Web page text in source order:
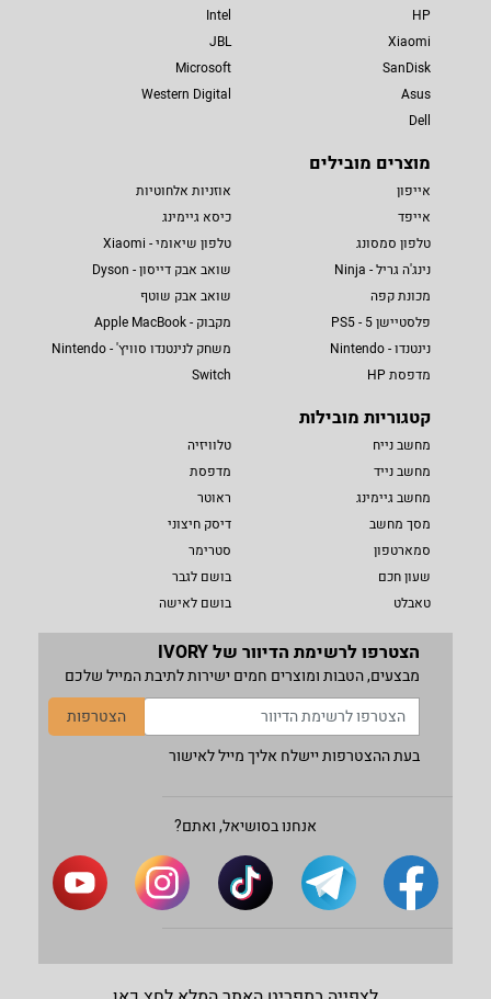
HP
Xiaomi
SanDisk
Asus
Dell
Intel
JBL
Microsoft
Western Digital
מוצרים מובילים
אייפון
אייפד
טלפון סמסונג
נינג'ה גריל - Ninja
מכונת קפה
פלסטיישן 5 - PS5
נינטנדו - Nintendo
מדפסת HP
אוזניות אלחוטיות
כיסא גיימינג
טלפון שיאומי - Xiaomi
שואב אבק דייסון - Dyson
שואב אבק שוטף
מקבוק - Apple MacBook
משחק לנינטנדו סוויץ' - Nintendo
Switch
קטגוריות מובילות
מחשב נייח
מחשב נייד
מחשב גיימינג
מסך מחשב
סמארטפון
שעון חכם
טאבלט
טלוויזיה
מדפסת
ראוטר
דיסק חיצוני
סטרימר
בושם לגבר
בושם לאישה
הצטרפו לרשימת הדיוור של IVORY
מבצעים, הטבות ומוצרים חמים ישירות לתיבת המייל שלכם
הצטרפות
בעת ההצטרפות יישלח אליך מייל לאישור
אנחנו בסושיאל, ואתם?